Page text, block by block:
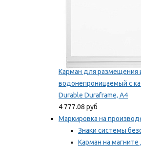
Карман для размещения
водонепроницаемый с
Durable Duraframe, А4
4 777.08 руб
Маркировка на
Знаки системы
Карман на